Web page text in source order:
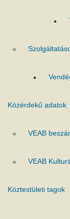
Közérdekű adatok
VEAB
VEAB
Köztestületi tagok